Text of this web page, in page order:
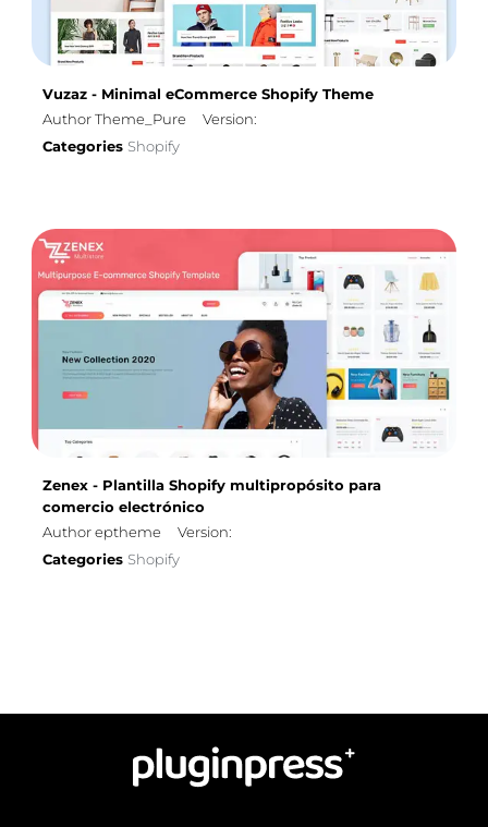
Vuzaz - Minimal eCommerce Shopify Theme
Author Theme_Pure
Version:
Categories Shopify
Zenex - Plantilla Shopify multipropósito para
comercio electrónico
Author eptheme
Version:
Categories Shopify